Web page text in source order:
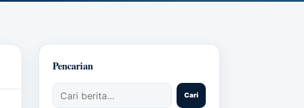
Pencarian
Cari artikel
Cari